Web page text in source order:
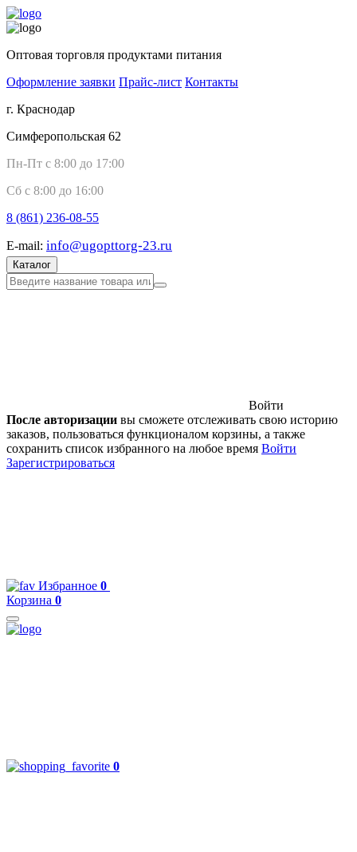
Оптовая торговля продуктами питания
Оформление заявки Прайс-лист Контакты
г. Краснодар
Симферопольская 62
Пн-Пт с 8:00 до 17:00
Сб с 8:00 до 16:00
8 (861) 236-08-55
E-mail: info@ugopttorg-23.ru
Каталог
Войти
После авторизации вы сможете отслеживать свою историю
заказов, пользоваться функционалом корзины, а также
сохранить список избранного на любое время Войти
Зарегистрироваться
Избранное 0
Корзина 0
0